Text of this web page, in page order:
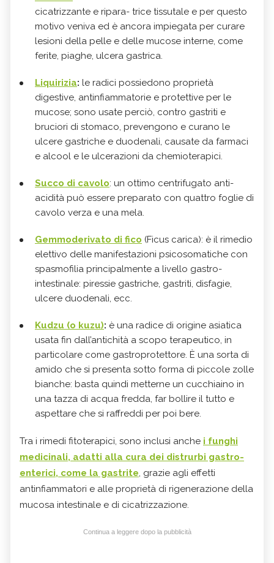
cicatrizzante e ripara- trice tissutale e per questo
motivo veniva ed è ancora impiegata per curare
lesioni della pelle e delle mucose interne, come
ferite, piaghe, ulcera gastrica.
Liquirizia: le radici possiedono proprietà
digestive, antinfiammatorie e protettive per le
mucose; sono usate perciò, contro gastriti e
bruciori di stomaco, prevengono e curano le
ulcere gastriche e duodenali, causate da farmaci
e alcool e le ulcerazioni da chemioterapici.
Succo di cavolo: un ottimo centrifugato anti-
acidità può essere preparato con quattro foglie di
cavolo verza e una mela.
Gemmoderivato di fico (Ficus carica): è il rimedio
elettivo delle manifestazioni psicosomatiche con
spasmofilia principalmente a livello gastro-
intestinale: piressie gastriche, gastriti, disfagie,
ulcere duodenali, ecc.
Kudzu (o kuzu): è una radice di origine asiatica
usata fin dall’antichità a scopo terapeutico, in
particolare come gastroprotettore. È una sorta di
amido che si presenta sotto forma di piccole zolle
bianche: basta quindi metterne un cucchiaino in
una tazza di acqua fredda, far bollire il tutto e
aspettare che si raffreddi per poi bere.
Tra i rimedi fitoterapici, sono inclusi anche i funghi
medicinali, adatti alla cura dei distrurbi gastro-
enterici, come la gastrite, grazie agli effetti
antinfiammatori e alle proprietà di rigenerazione della
mucosa intestinale e di cicatrizzazione.
Continua a leggere dopo la pubblicità